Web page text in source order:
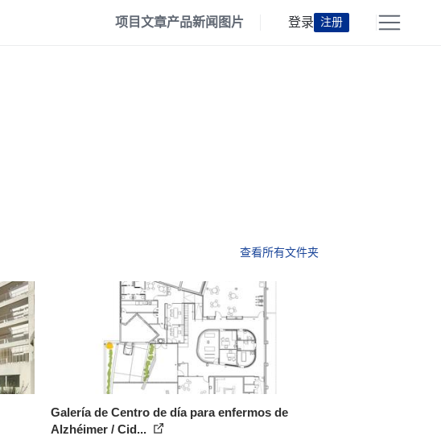
项目文章产品新闻 图片 登录 注册
查看所有文件夹
Galería de Centro de día para enfermos de
Alzhéimer / Cid...